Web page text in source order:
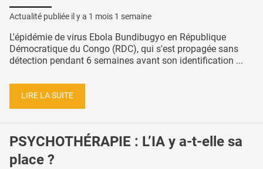
Actualité publiée il y a 1 mois 1 semaine
L'épidémie de virus Ebola Bundibugyo en République
Démocratique du Congo (RDC), qui s'est propagée sans
détection pendant 6 semaines avant son identification ...
LIRE LA SUITE
PSYCHOTHÉRAPIE : L’IA y a-t-elle sa
place ?